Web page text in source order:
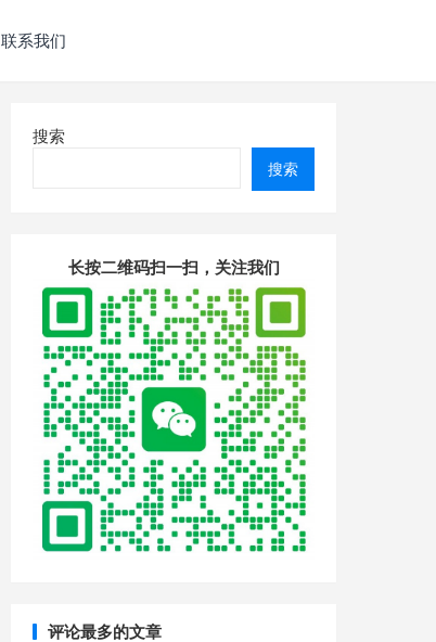
联系我们
搜索
搜索
长按二维码扫一扫，关注我们
评论最多的文章